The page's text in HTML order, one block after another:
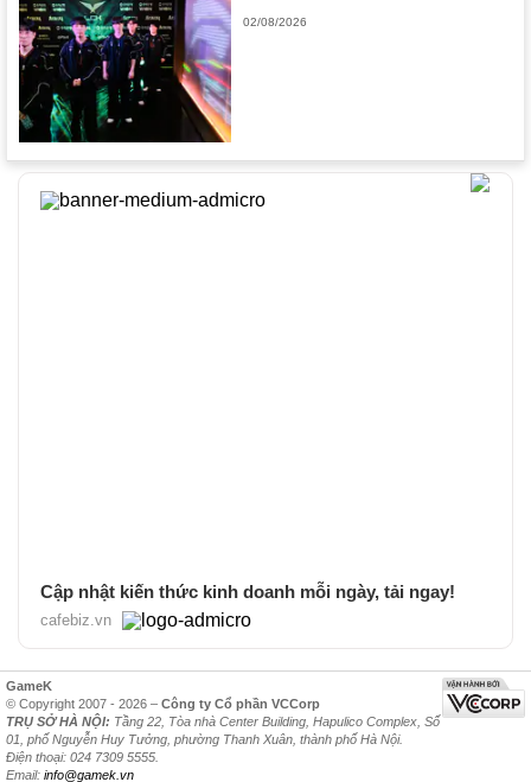
02/08/2026
Cập nhật kiến thức kinh doanh mỗi ngày, tải ngay!
cafebiz.vn
GameK
© Copyright 2007 - 2026 – Công ty Cổ phần VCCorp
TRỤ SỞ HÀ NỘI: Tầng 22, Tòa nhà Center Building, Hapulico Complex, Số
01, phố Nguyễn Huy Tưởng, phường Thanh Xuân, thành phố Hà Nội.
Điện thoại: 024 7309 5555.
Email: info@gamek.vn